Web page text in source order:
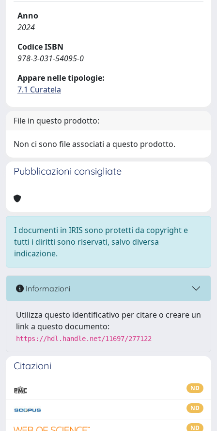
Anno
2024
Codice ISBN
978-3-031-54095-0
Appare nelle tipologie:
7.1 Curatela
File in questo prodotto:
Non ci sono file associati a questo prodotto.
Pubblicazioni consigliate
I documenti in IRIS sono protetti da copyright e
tutti i diritti sono riservati, salvo diversa
indicazione.
Informazioni
Utilizza questo identificativo per citare o creare un
link a questo documento:
https://hdl.handle.net/11697/277122
Citazioni
ND
ND
ND